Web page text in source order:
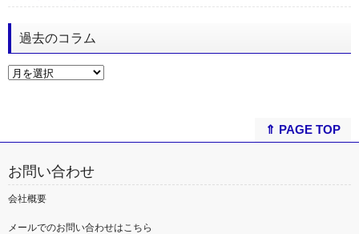
過去のコラム
⇑ PAGE TOP
お問い合わせ
会社概要
メールでのお問い合わせはこちら